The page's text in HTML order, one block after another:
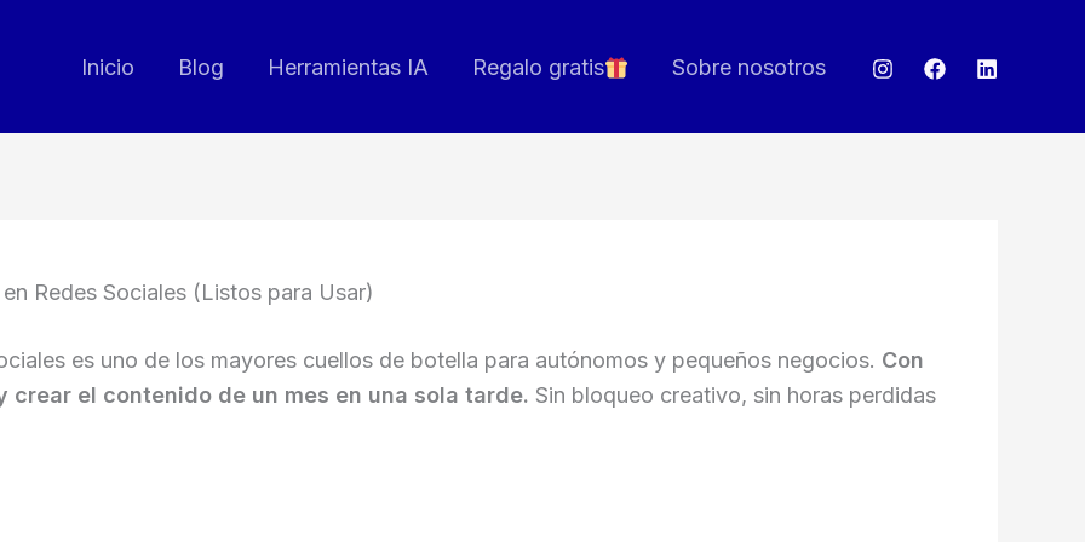
Inicio Blog Herramientas IA Regalo gratis Sobre nosotros
Redes Sociales (Listos para Usar)
es uno de los mayores cuellos de botella para autónomos y pequeños negocios. Con
el contenido de un mes en una sola tarde. Sin bloqueo creativo, sin horas perdidas